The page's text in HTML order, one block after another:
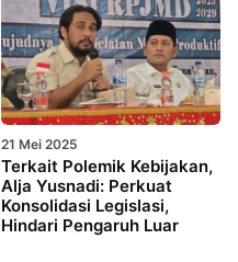
21 Mei 2025
Terkait Polemik Kebijakan,
Alja Yusnadi: Perkuat
Konsolidasi Legislasi,
Hindari Pengaruh Luar